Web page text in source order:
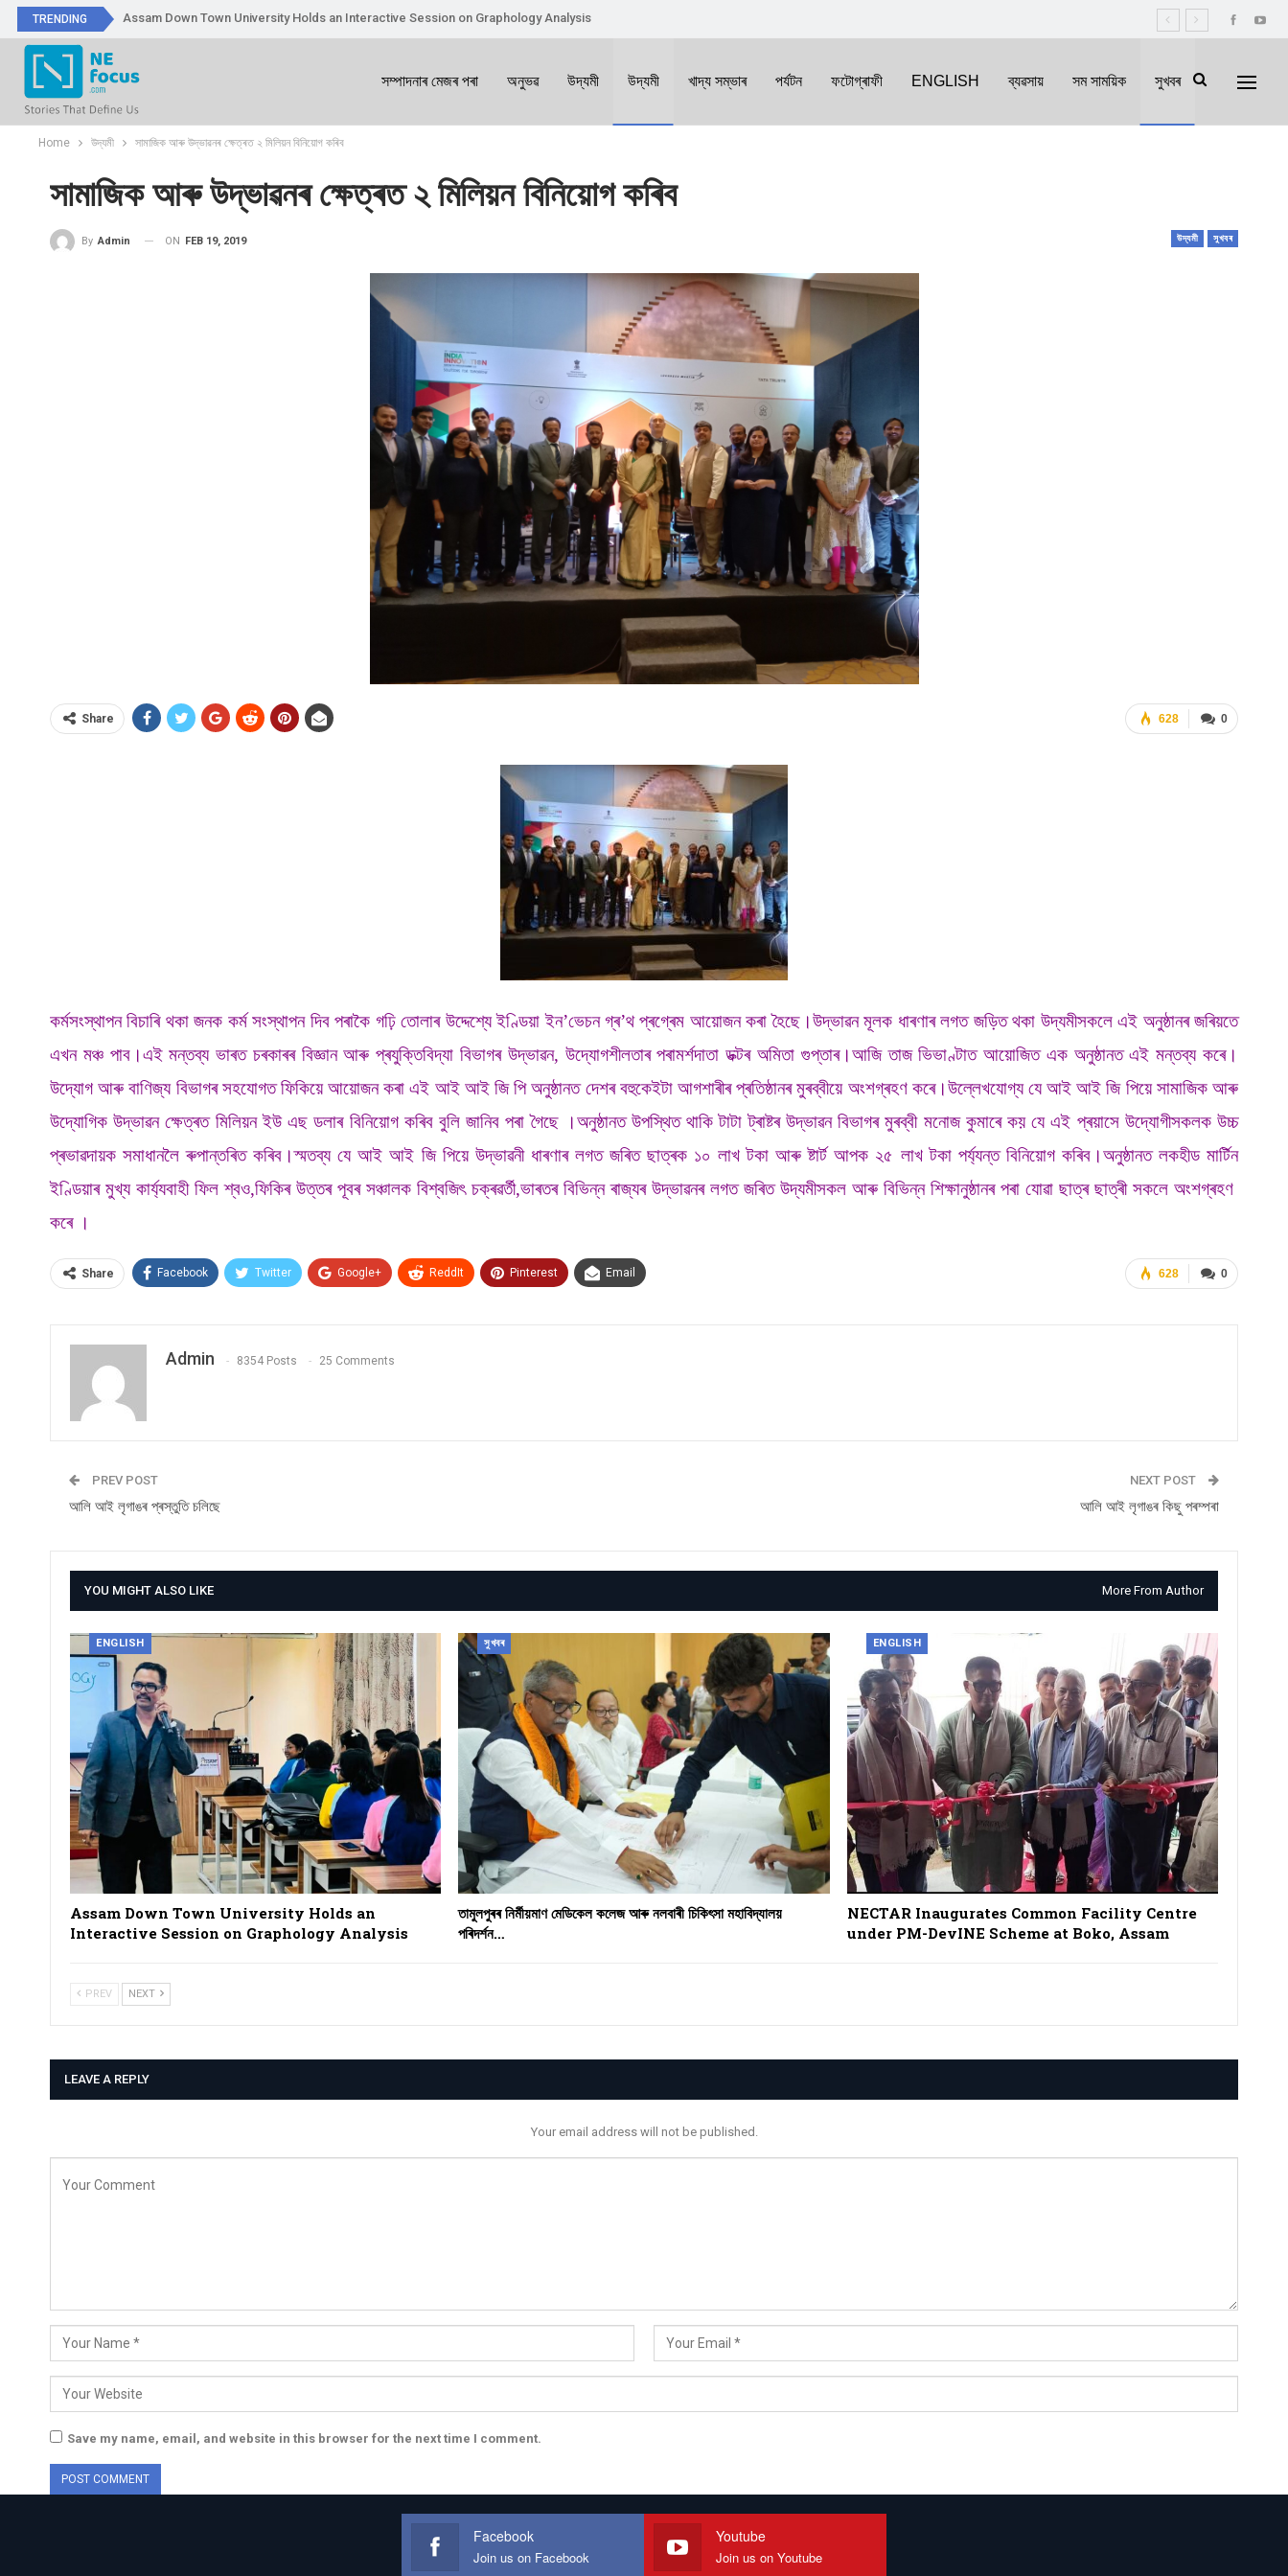
TRENDING Assam Down Town University Holds an Interactive Session on Graphology Analysis
সম্পাদনাৰ মেজৰ পৰা অনুভৱ উদ্যমী উদ্যমী খাদ্য সম্ভাৰ পৰ্যটন ফটোগ্ৰাফী ENGLISH ব্যৱসায় সম সাময়িক সুখবৰ
Home উদ্যমী সামাজিক আৰু উদ্ভাৱনৰ ক্ষেত্ৰত ২ মিলিয়ন বিনিয়োগ কৰিব
সামাজিক আৰু উদ্ভাৱনৰ ক্ষেত্ৰত ২ মিলিয়ন বিনিয়োগ কৰিব
উদ্যমী সুখবৰ
By Admin ON FEB 19, 2019
0
628
Share
কৰ্মসংস্থাপন বিচাৰি থকা জনক কৰ্ম সংস্থাপন দিব পৰাকৈ গঢ়ি তোলাৰ উদ্দেশ্যে ইণ্ডিয়া ইন’ভেচন গ্ৰ’থ প্ৰগ্ৰেম আয়োজন কৰা হৈছে।উদ্ভাৱন মূলক ধাৰণাৰ লগত জড়িত থকা উদ্যমীসকলে এই অনুষ্ঠানৰ জৰিয়তে
এখন মঞ্চ পাব।এই মন্তব্য ভাৰত চৰকাৰৰ বিজ্ঞান আৰু প্ৰযুক্তিবিদ্যা বিভাগৰ উদ্ভাৱন, উদ্যোগশীলতাৰ পৰামৰ্শদাতা ডক্টৰ অমিতা গুপ্তাৰ।আজি তাজ ভিভাণ্টাত আয়োজিত এক অনুষ্ঠানত এই মন্তব্য কৰে।
উদ্যোগ আৰু বাণিজ্য বিভাগৰ সহযোগত ফিকিয়ে আয়োজন কৰা এই আই আই জি পি অনুষ্ঠানত দেশৰ বহুকেইটা আগশাৰীৰ প্ৰতিষ্ঠানৰ মুৰব্বীয়ে অংশগ্ৰহণ কৰে।উল্লেখযোগ্য যে আই আই জি পিয়ে সামাজিক আৰু
উদ্যোগিক উদ্ভাৱন ক্ষেত্ৰত মিলিয়ন ইউ এছ ডলাৰ বিনিয়োগ কৰিব বুলি জানিব পৰা গৈছে ।অনুষ্ঠানত উপস্থিত থাকি টাটা ট্ৰাষ্টৰ উদ্ভাৱন বিভাগৰ মুৰব্বী মনোজ কুমাৰে কয় যে এই প্ৰয়াসে উদ্যোগীসকলক উচ্চ
প্ৰভাৱদায়ক সমাধানলৈ ৰুপান্তৰিত কৰিব।স্মতব্য যে আই আই জি পিয়ে উদ্ভাৱনী ধাৰণাৰ লগত জৰিত ছাত্ৰক ১০ লাখ টকা আৰু ষ্টাৰ্ট আপক ২৫ লাখ টকা পৰ্য্যন্ত বিনিয়োগ কৰিব।অনুষ্ঠানত লকহীড মাৰ্টিন
ইণ্ডিয়াৰ মুখ্য কাৰ্য্যবাহী ফিল শ্বও,ফিকিৰ উত্তৰ পূবৰ সঞ্চালক বিশ্বজিৎ চক্ৰৱৰ্তী,ভাৰতৰ বিভিন্ন ৰাজ্যৰ উদ্ভাৱনৰ লগত জৰিত উদ্যমীসকল আৰু বিভিন্ন শিক্ষানুষ্ঠানৰ পৰা যোৱা ছাত্ৰ ছাত্ৰী সকলে অংশগ্ৰহণ
কৰে ।
0
628
Share Facebook Twitter Google+ ReddIt Pinterest Email
Admin 8354 Posts 25 Comments
PREV POST
আলি আই লৃগাঙৰ প্ৰস্তুতি চলিছে
NEXT POST
আলি আই লৃগাঙৰ কিছু পৰম্পৰা
YOU MIGHT ALSO LIKE More From Author
ENGLISH
Assam Down Town University Holds an
Interactive Session on Graphology Analysis
সুখবৰ
তামুলপুৰৰ নিৰ্মীয়মাণ মেডিকেল কলেজ আৰু নলবাৰী চিকিৎসা মহাবিদ্যালয়
পৰিদৰ্শন…
ENGLISH
NECTAR Inaugurates Common Facility Centre
under PM-DevINE Scheme at Boko, Assam
PREV NEXT
LEAVE A REPLY
Your email address will not be published.
Save my name, email, and website in this browser for the next time I comment.
Facebook
Join us on Facebook
Youtube
Join us on Youtube